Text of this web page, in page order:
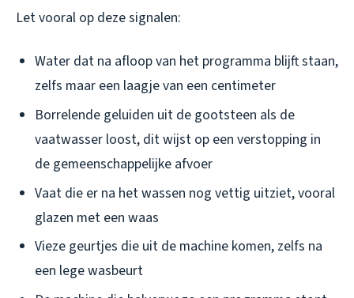
Let vooral op deze signalen:
Water dat na afloop van het programma blijft staan,
zelfs maar een laagje van een centimeter
Borrelende geluiden uit de gootsteen als de
vaatwasser loost, dit wijst op een verstopping in
de gemeenschappelijke afvoer
Vaat die er na het wassen nog vettig uitziet, vooral
glazen met een waas
Vieze geurtjes die uit de machine komen, zelfs na
een lege wasbeurt